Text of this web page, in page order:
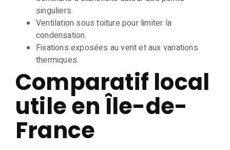
singuliers.
Ventilation sous toiture pour limiter la
condensation.
Fixations exposées au vent et aux variations
thermiques.
Comparatif local
utile en Île-de-
France